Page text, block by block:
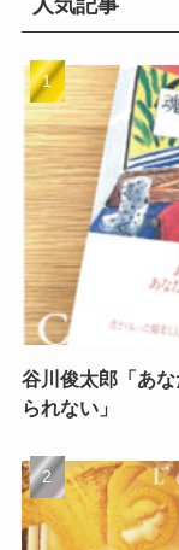
人気記事
谷川俊太郎「あ
られない」